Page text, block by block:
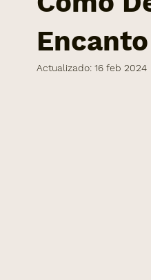
comedores modernos
Encanto
Actualizado: 16 feb 2024